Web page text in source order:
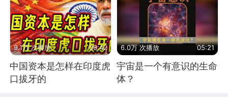
9.1万 次播放 06:42
中国资本是怎样在印度虎
口拔牙的
6.0万 次播放 05:21
宇宙是一个有意识的生命
体？